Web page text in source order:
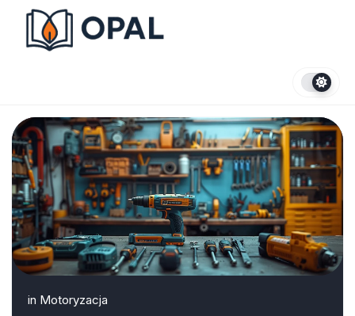
content
in Motoryzacja